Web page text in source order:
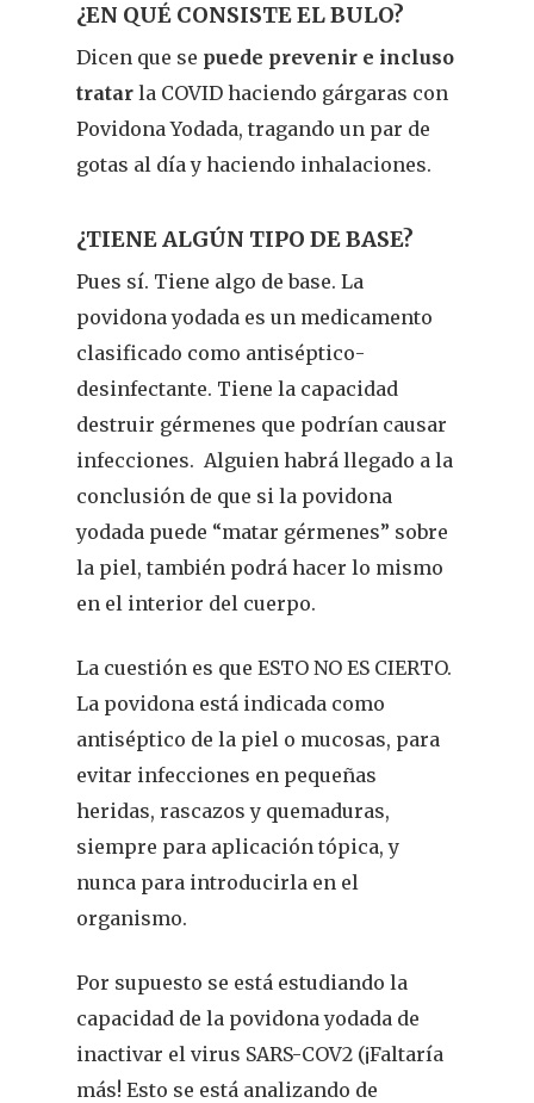
¿EN QUÉ CONSISTE EL BULO?
Dicen que se puede prevenir e incluso
tratar la COVID haciendo gárgaras con
Povidona Yodada, tragando un par de
gotas al día y haciendo inhalaciones.
¿TIENE ALGÚN TIPO DE BASE?
Pues sí. Tiene algo de base. La
povidona yodada es un medicamento
clasificado como antiséptico-
desinfectante. Tiene la capacidad
destruir gérmenes que podrían causar
infecciones. Alguien habrá llegado a la
conclusión de que si la povidona
yodada puede “matar gérmenes” sobre
la piel, también podrá hacer lo mismo
en el interior del cuerpo.
La cuestión es que ESTO NO ES CIERTO.
La povidona está indicada como
antiséptico de la piel o mucosas, para
evitar infecciones en pequeñas
heridas, rascazos y quemaduras,
siempre para aplicación tópica, y
nunca para introducirla en el
organismo.
Por supuesto se está estudiando la
capacidad de la povidona yodada de
inactivar el virus SARS-COV2 (¡Faltaría
más! Esto se está analizando de